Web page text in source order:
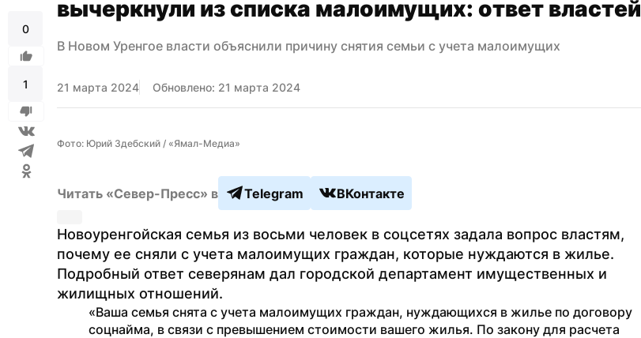
0
1
вычеркнули из списка малоимущих: ответ властей
В Новом Уренгое власти объяснили причину снятия семьи с учета малоимущих
21 марта 2024 Обновлено: 21 марта 2024
Фото: Юрий Здебский / «Ямал-Медиа»
Читать «Север-Пресс» в Telegram ВКонтакте
Новоуренгойская семья из восьми человек в соцсетях задала вопрос властям,
почему ее сняли с учета малоимущих граждан, которые нуждаются в жилье.
Подробный ответ северянам дал городской департамент имущественных и
жилищных отношений.
«Ваша семья снята с учета малоимущих граждан, нуждающихся в жилье по договору
соцнайма, в связи с превышением стоимости вашего жилья. По закону для расчета